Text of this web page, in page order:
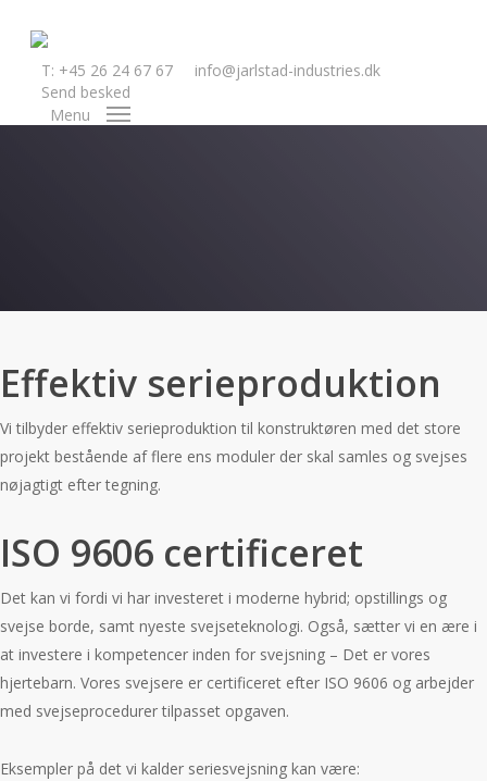
content
T: +45 26 24 67 67
info@jarlstad-industries.dk
Send besked
Menu
Effektiv serieproduktion
Vi tilbyder effektiv serieproduktion til konstruktøren med det store
projekt bestående af flere ens moduler der skal samles og svejses
nøjagtigt efter tegning.
ISO 9606 certificeret
Det kan vi fordi vi har investeret i moderne hybrid; opstillings og
svejse borde, samt nyeste svejseteknologi. Også, sætter vi en ære i
at investere i kompetencer inden for svejsning – Det er vores
hjertebarn. Vores svejsere er certificeret efter ISO 9606 og arbejder
med svejseprocedurer tilpasset opgaven.
Eksempler på det vi kalder seriesvejsning kan være: